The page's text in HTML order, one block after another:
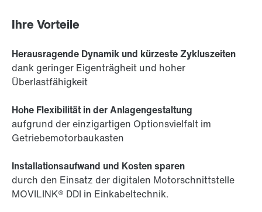
Ihre Vorteile
Herausragende Dynamik und kürzeste Zykluszeiten
dank geringer Eigenträgheit und hoher
Überlastfähigkeit
Hohe Flexibilität in der Anlagengestaltung
aufgrund der einzigartigen Optionsvielfalt im
Getriebemotorbaukasten
Installationsaufwand und Kosten sparen
durch den Einsatz der digitalen Motorschnittstelle
MOVILINK® DDI in Einkabeltechnik.